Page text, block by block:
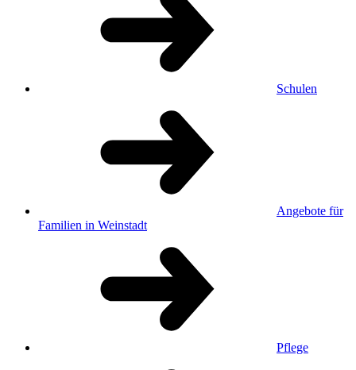
Schulen
Angebote für
Familien in Weinstadt
Pflege